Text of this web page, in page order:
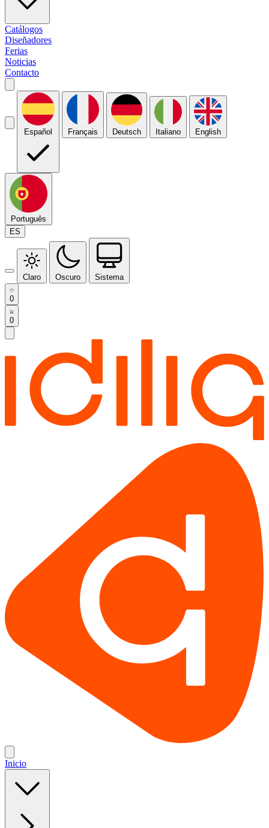
Catálogos
Diseñadores
Ferias
Noticias
Contacto
Español Français Deutsch Italiano English
Português
ES
Claro Oscuro Sistema
0
0
Inicio